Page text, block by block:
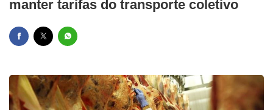
manter tarifas do transporte coletivo